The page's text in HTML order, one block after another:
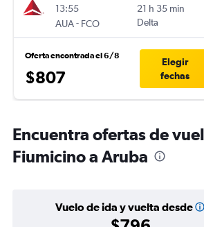
13:55
AUA- FCO
21 h 35 min
Delta
Oferta encontrada el 6/8
$807
Elegir
fechas
Encuentra ofertas de
Fiumicino a Aruba
Vuelo de ida y vuelta desde